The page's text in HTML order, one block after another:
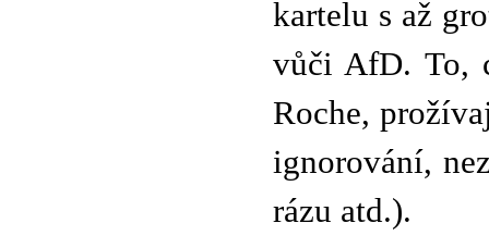
kartelu s až
vůči AfD. To,
Roche,
ignorování,
rázu atd.).